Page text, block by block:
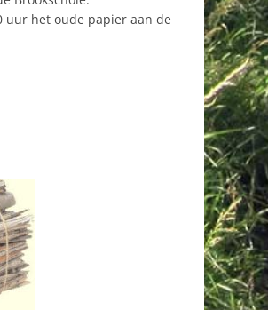
uur het oude papier aan de